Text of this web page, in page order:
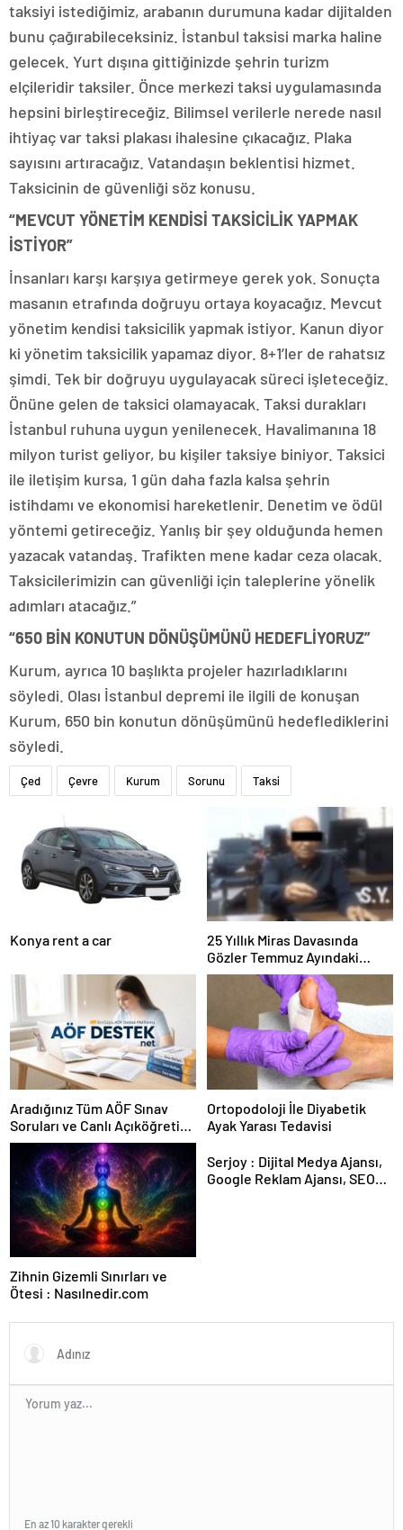
taksiyi istediğimiz, arabanın durumuna kadar dijitalden
bunu çağırabileceksiniz. İstanbul taksisi marka haline
gelecek. Yurt dışına gittiğinizde şehrin turizm
elçileridir taksiler. Önce merkezi taksi uygulamasında
hepsini birleştireceğiz. Bilimsel verilerle nerede nasıl
ihtiyaç var taksi plakası ihalesine çıkacağız. Plaka
sayısını artıracağız. Vatandaşın beklentisi hizmet.
Taksicinin de güvenliği söz konusu.
“MEVCUT YÖNETİM KENDİSİ TAKSİCİLİK YAPMAK
İSTİYOR”
İnsanları karşı karşıya getirmeye gerek yok. Sonuçta
masanın etrafında doğruyu ortaya koyacağız. Mevcut
yönetim kendisi taksicilik yapmak istiyor. Kanun diyor
ki yönetim taksicilik yapamaz diyor. 8+1’ler de rahatsız
şimdi. Tek bir doğruyu uygulayacak süreci işleteceğiz.
Önüne gelen de taksici olamayacak. Taksi durakları
İstanbul ruhuna uygun yenilenecek. Havalimanına 18
milyon turist geliyor, bu kişiler taksiye biniyor. Taksici
ile iletişim kursa, 1 gün daha fazla kalsa şehrin
istihdamı ve ekonomisi hareketlenir. Denetim ve ödül
yöntemi getireceğiz. Yanlış bir şey olduğunda hemen
yazacak vatandaş. Trafikten mene kadar ceza olacak.
Taksicilerimizin can güvenliği için taleplerine yönelik
adımları atacağız.”
“650 BİN KONUTUN DÖNÜŞÜMÜNÜ HEDEFLİYORUZ”
Kurum, ayrıca 10 başlıkta projeler hazırladıklarını
söyledi. Olası İstanbul depremi ile ilgili de konuşan
Kurum, 650 bin konutun dönüşümünü hedeflediklerini
söyledi.
Çed Çevre Kurum Sorunu Taksi
Konya rent a car
25 Yıllık Miras Davasında
Gözler Temmuz Ayındaki
Karar Duruşmasına Çevrildi
Aradığınız Tüm AÖF Sınav
Soruları ve Canlı Açıköğretim
Forumu Burada
Ortopodoloji İle Diyabetik
Ayak Yarası Tedavisi
Zihnin Gizemli Sınırları ve
Ötesi : Nasılnedir.com
Serjoy : Dijital Medya Ajansı,
Google Reklam Ajansı, SEO
En az 10 karakter gerekli